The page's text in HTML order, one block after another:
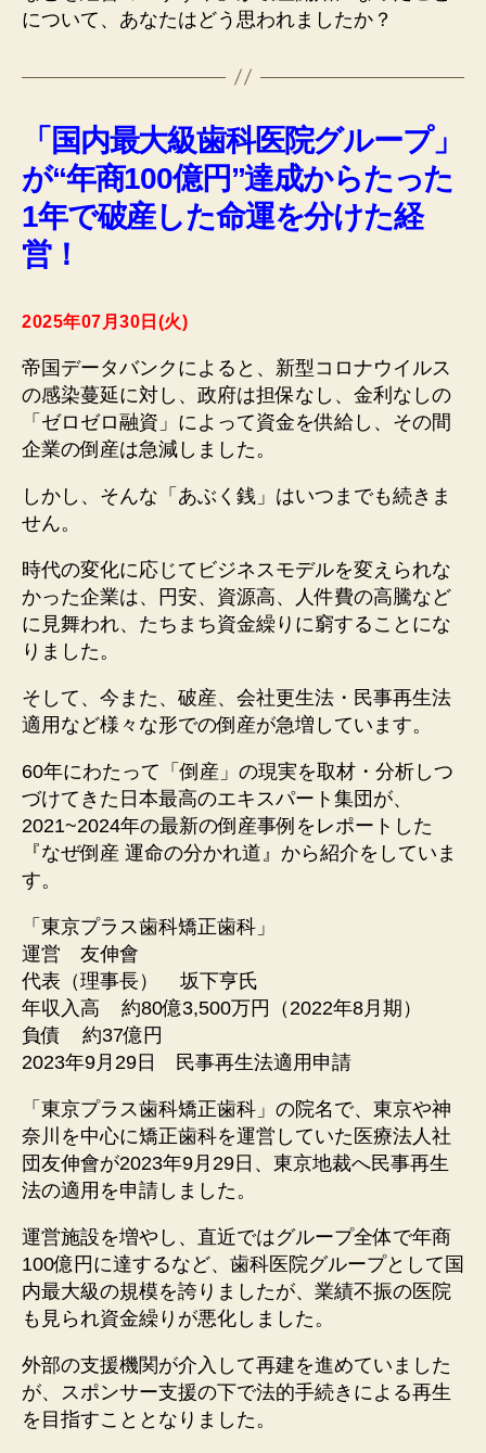
について、あなたはどう思われましたか？
「国内最大級歯科医院グループ」
が“年商100億円”達成からたった
1年で破産した命運を分けた経
営！
2025年07月30日(火)
帝国データバンクによると、新型コロナウイルス
の感染蔓延に対し、政府は担保なし、金利なしの
「ゼロゼロ融資」によって資金を供給し、その間
企業の倒産は急減しました。
しかし、そんな「あぶく銭」はいつまでも続きま
せん。
時代の変化に応じてビジネスモデルを変えられな
かった企業は、円安、資源高、人件費の高騰など
に見舞われ、たちまち資金繰りに窮することにな
りました。
そして、今また、破産、会社更生法・民事再生法
適用など様々な形での倒産が急増しています。
60年にわたって「倒産」の現実を取材・分析しつ
づけてきた日本最高のエキスパート集団が、
2021~2024年の最新の倒産事例をレポートした
『なぜ倒産 運命の分かれ道』から紹介をしていま
す。
「東京プラス歯科矯正歯科」
運営 友伸會
代表（理事長） 坂下亨氏
年収入高 約80億3,500万円（2022年8月期）
負債 約37億円
2023年9月29日 民事再生法適用申請
「東京プラス歯科矯正歯科」の院名で、東京や神
奈川を中心に矯正歯科を運営していた医療法人社
団友伸會が2023年9月29日、東京地裁へ民事再生
法の適用を申請しました。
運営施設を増やし、直近ではグループ全体で年商
100億円に達するなど、歯科医院グループとして国
内最大級の規模を誇りましたが、業績不振の医院
も見られ資金繰りが悪化しました。
外部の支援機関が介入して再建を進めていました
が、スポンサー支援の下で法的手続きによる再生
を目指すこととなりました。